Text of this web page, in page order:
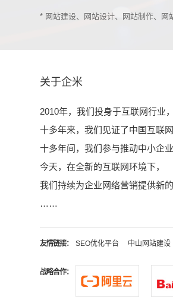
* 网站建设、网站设计、网站制作、
关于企米
2010年，我们投身于互联网行业，
十多年来，我们见证了中国互联
十多年间，我们参与推动中小企
今天，在全新的互联网环境下，
我们持续为企业网络营销提供新的
……
友情链接： SEO优化平台 中山网站建设
战略合作：